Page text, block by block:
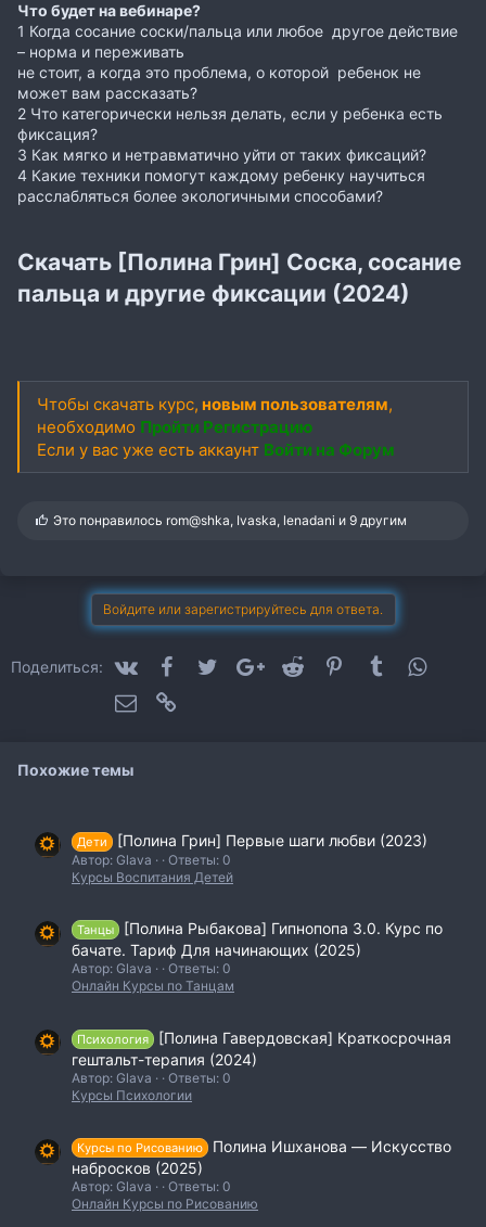
Что будет на вебинаре?
1 Когда сосание соски/пальца или любое другое действие
– норма и переживать
не стоит, а когда это проблема, о которой ребенок не
может вам рассказать?
2 Что категорически нельзя делать, если у ребенка есть
фиксация?
3 Как мягко и нетравматично уйти от таких фиксаций?
4 Какие техники помогут каждому ребенку научиться
расслабляться более экологичными способами?
Скачать [Полина Грин] Соска, сосание
пальца и другие фиксации (2024)
Чтобы скачать курс, новым пользователям,
необходимо Пройти Регистрацию
Если у вас уже есть аккаунт Войти на Форум
С
Это понравилось rom@shka, Ivaska, lenadani и 9 другим
Войдите или зарегистрируйтесь для ответа.
Поделиться: VK FacebookTwitterGoogle+Reddit PinterestTumblr
Электронная почта
Похожие темы
Дети [Полина Грин] Первые шаги любви (2023)
Автор: Glava
Ответы: 0
Курсы Воспитания Детей
Танцы
[Полина Рыбакова] Гипнопопа 3.0. Курс по
бачате. Тариф Для начинающих (2025)
Автор: Glava
Ответы: 0
Онлайн Курсы по Танцам
Психология
[Полина Гавердовская] Краткосрочная
гештальт-терапия (2024)
Автор: Glava
Ответы: 0
Курсы Психологии
Курсы по Рисованию
Полина Ишханова ― Искусство
набросков (2025)
Автор: Glava
Ответы: 0
Онлайн Курсы по Рисованию